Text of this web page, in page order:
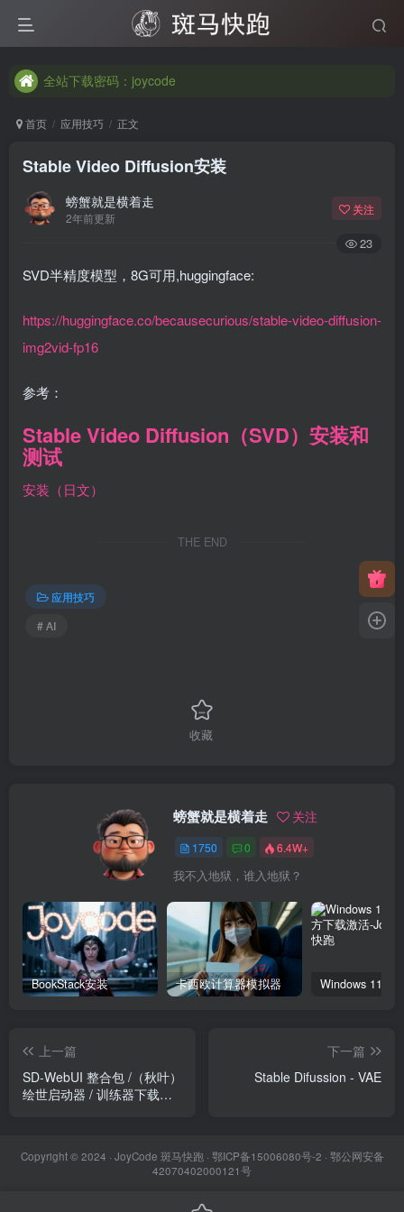
全站下载密码：joycode
全站下载密码：joycode
全站下载密码：joycode
首页 应用技巧 正文
Stable Video Diffusion安装
螃蟹就是横着走
2年前更新
关注
23
SVD半精度模型，8G可用,huggingface:
https://huggingface.co/becausecurious/stable-video-diffusion-
img2vid-fp16
参考：
Stable Video Diffusion（SVD）安装和
测试
安装（日文）
THE END
应用技巧
# AI
收藏
螃蟹就是横着走 关注
1750 0 6.4W+
我不入地狱，谁入地狱？
BookStack安装 卡西欧计算器模拟器
上一篇
SD-WebUI 整合包 /（秋叶）
绘世启动器 / 训练器下载导
下一篇
Stable Difussion - VAE
Copyright © 2024 · JoyCode 斑马快跑· 鄂ICP备15006080号-2 · 鄂公网安备
42070402000121号